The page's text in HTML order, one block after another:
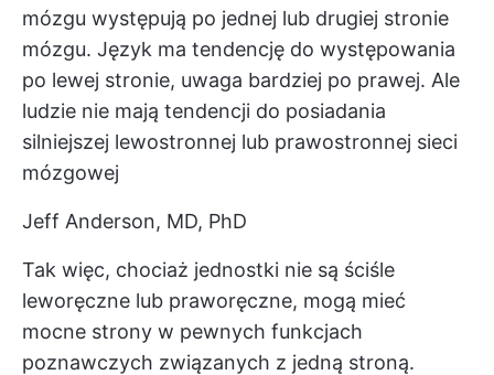
mózgu występują po jednej lub drugiej stronie
mózgu. Język ma tendencję do występowania
po lewej stronie, uwaga bardziej po prawej. Ale
ludzie nie mają tendencji do posiadania
silniejszej lewostronnej lub prawostronnej sieci
mózgowej
Jeff Anderson, MD, PhD
Tak więc, chociaż jednostki nie są ściśle
leworęczne lub praworęczne, mogą mieć
mocne strony w pewnych funkcjach
poznawczych związanych z jedną stroną.